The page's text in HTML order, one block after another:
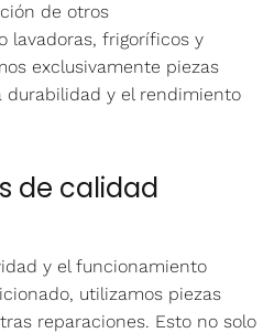
de otros
lavadoras, frigoríficos y
exclusivamente piezas
durabilidad y el rendimiento
de calidad
y el funcionamiento
utilizamos piezas
reparaciones. Esto no solo